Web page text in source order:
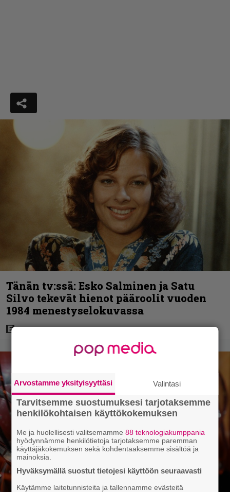
Tänän tv:ssä: Esko Salminen ja Satu
Silvo tekevät hienot pääroolit vuoden
1984 menestyselokuvassa
Arvostamme yksityisyyttäsi Valintasi
Tarvitsemme suostumuksesi tarjotaksemme
henkilökohtaisen käyttökokemuksen
Me ja huolellisesti valitsemamme88 teknologiakumppania
hyödynnämme henkilötietoja tarjotaksemme paremman
käyttäjäkokemuksen sekä kohdentaaksemme sisältöä ja
mainoksia.
Hyväksymällä suostut tietojesi käyttöön seuraavasti
Käytämme laitetunnisteita ja tallennamme evästeitä